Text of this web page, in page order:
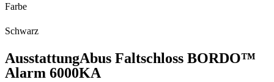
Farbe
Schwarz
AusstattungAbus Faltschloss BORDO™
Alarm 6000KA